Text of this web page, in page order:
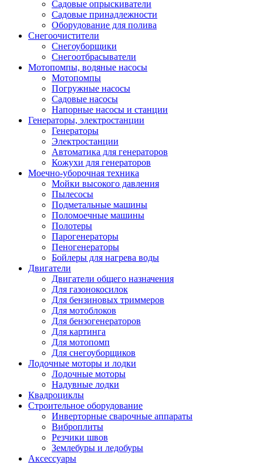
Садовые опрыскиватели
Садовые принадлежности
Оборудование для полива
Снегоочистители
Снегоуборщики
Снегоотбрасыватели
Мотопомпы, водяные насосы
Мотопомпы
Погружные насосы
Садовые насосы
Напорные насосы и станции
Генераторы, электростанции
Генераторы
Электростанции
Автоматика для генераторов
Кожухи для генераторов
Моечно-уборочная техника
Мойки высокого давления
Пылесосы
Подметальные машины
Поломоечные машины
Полотеры
Парогенераторы
Пеногенераторы
Бойлеры для нагрева воды
Двигатели
Двигатели общего назначения
Для газонокосилок
Для бензиновых триммеров
Для мотоблоков
Для бензогенераторов
Для картинга
Для мотопомп
Для снегоуборщиков
Лодочные моторы и лодки
Лодочные моторы
Надувные лодки
Квадроциклы
Строительное оборудование
Инверторные сварочные аппараты
Виброплиты
Резчики швов
Землебуры и ледобуры
Аксессуары